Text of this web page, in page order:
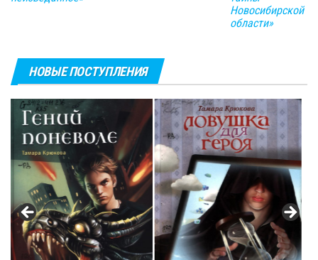
Новосибирской
области»
НОВЫЕ ПОСТУПЛЕНИЯ